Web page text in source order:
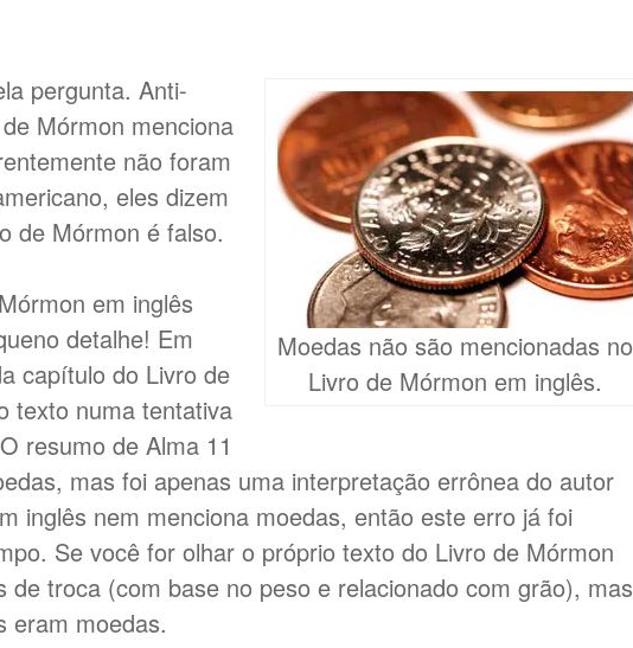
Moedas não são mencionadas no
Livro de Mórmon em inglês.
pergunta. Anti-
Mórmon menciona
não foram
eles dizem
de Mórmon é falso.
em inglês
detalhe! Em
capítulo do Livro de
texto numa tentativa
resumo de Alma 11
mas foi apenas uma interpretação errônea do autor
inglês nem menciona moedas, então este erro já foi
Se você for olhar o próprio texto do Livro de Mórmon
de troca (com base no peso e relacionado com grão), mas
eram moedas.